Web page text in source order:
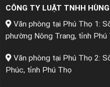
CÔNG TY LUẬT TNHH
Văn phòng tại Phú Thọ 1:
phường Nông Trang, tỉnh Phú
Văn phòng tại Phú Thọ 2:
Phúc, tỉnh Phú Thọ